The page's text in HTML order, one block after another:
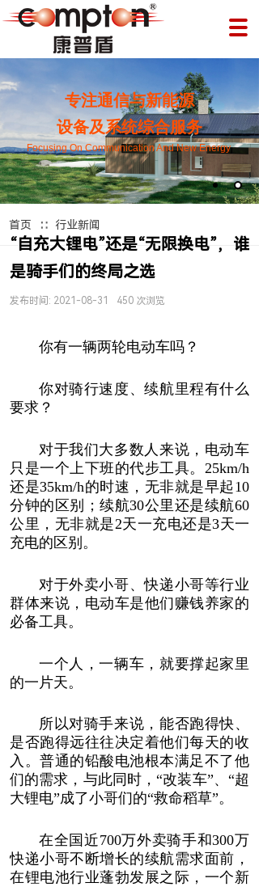
专注通信与新能源
设备及系统综合服务
Focusing On Communication And New Energy
首页 ∷ 行业新闻
“自充大锂电”还是“无限换电”，谁
是骑手们的终局之选
发布时间: 2021-08-31 450 次浏览
你有一辆两轮电动车吗？
你对骑行速度、续航里程有什么
要求？
对于我们大多数人来说，电动车
只是一个上下班的代步工具。25km/h
还是35km/h的时速，无非就是早起10
分钟的区别；续航30公里还是续航60
公里，无非就是2天一充电还是3天一
充电的区别。
对于外卖小哥、快递小哥等行业
群体来说，电动车是他们赚钱养家的
必备工具。
一个人，一辆车，就要撑起家里
的一片天。
所以对骑手来说，能否跑得快、
是否跑得远往往决定着他们每天的收
入。普通的铅酸电池根本满足不了他
们的需求，与此同时，“改装车”、“超
大锂电”成了小哥们的“救命稻草”。
在全国近700万外卖骑手和300万
快递小哥不断增长的续航需求面前，
在锂电池行业蓬勃发展之际，一个新